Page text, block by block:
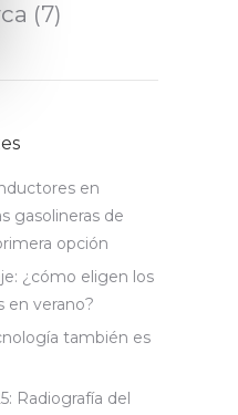
(7)
en
gasolineras de
opción
¿cómo eligen los
en verano?
también es
Radiografía del